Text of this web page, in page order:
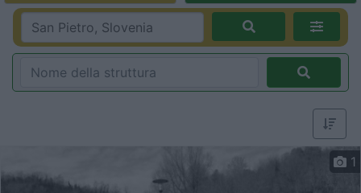
1